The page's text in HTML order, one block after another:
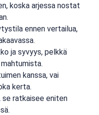
koska arjessa nostat
ennen vertailua,
ja syvyys, pelkkä
kanssa, vai
kerta.
se ratkaisee eniten